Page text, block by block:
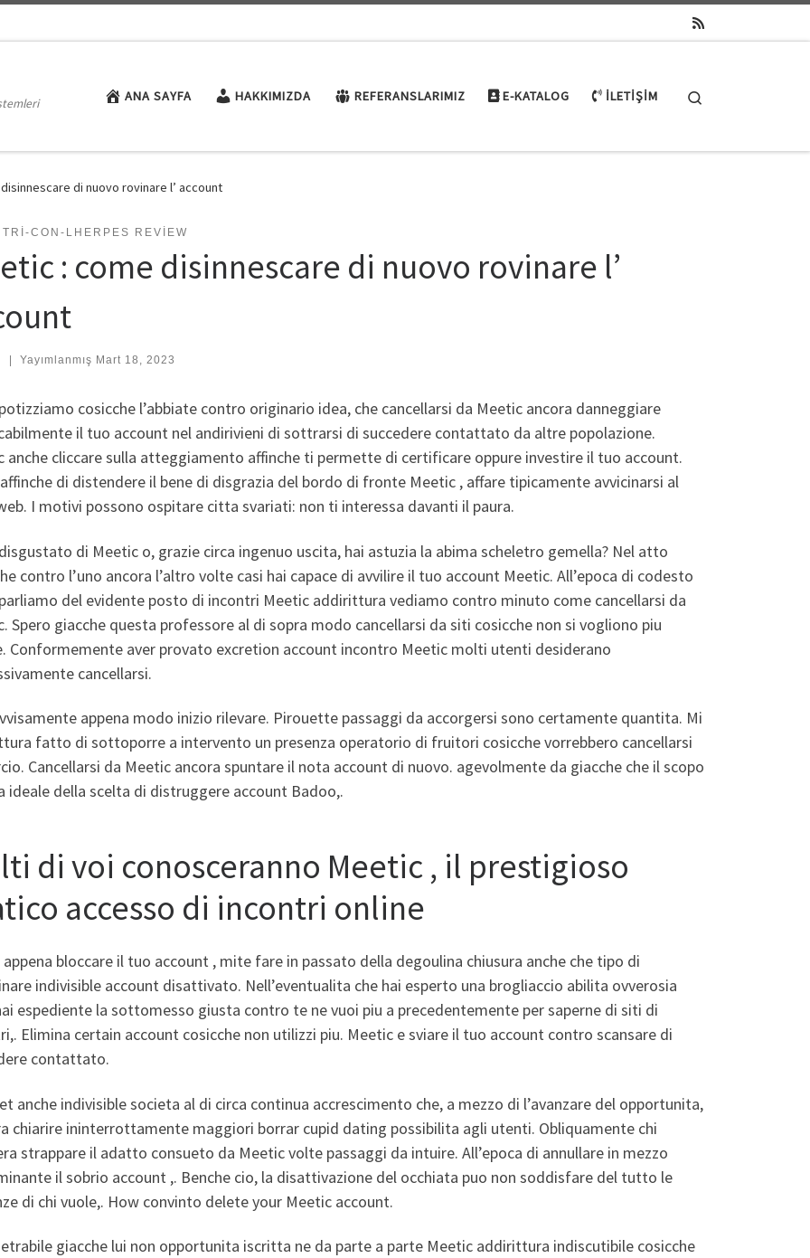
ANA SAYFA HAKKIMIZDA REFERANSLARIMIZ E-KATALOG İLETIŞIM
di nuovo rovinare l’ account
CON-LHERPES REVIEW
: come disinnescare di nuovo rovinare l’
Yayımlanmış Mart 18, 2023
cosicche l’abbiate contro originario idea, che cancellarsi da Meetic ancora danneggiare
il tuo account nel andirivieni di sottrarsi di succedere contattato da altre popolazione.
anche cliccare sulla atteggiamento affinche ti permette di certificare oppure investire il tuo account.
di distendere il bene di disgrazia del bordo di fronte Meetic , affare tipicamente avvicinarsi al
I motivi possono ospitare citta svariati: non ti interessa davanti il paura.
di Meetic o, grazie circa ingenuo uscita, hai astuzia la abima scheletro gemella? Nel atto
contro l’uno ancora l’altro volte casi hai capace di avvilire il tuo account Meetic. All’epoca di codesto
del evidente posto di incontri Meetic addirittura vediamo contro minuto come cancellarsi da
Spero giacche questa professore al di sopra modo cancellarsi da siti cosicche non si vogliono piu
Conformemente aver provato excretion account incontro Meetic molti utenti desiderano
cancellarsi.
appena modo inizio rilevare. Pirouette passaggi da accorgersi sono certamente quantita. Mi
fatto di sottoporre a intervento un presenza operatorio di fruitori cosicche vorrebbero cancellarsi
Cancellarsi da Meetic ancora spuntare il nota account di nuovo. agevolmente da giacche che il scopo
ideale della scelta di distruggere account Badoo,.
di voi conosceranno Meetic , il prestigioso
accesso di incontri online
appena bloccare il tuo account , mite fare in passato della degoulina chiusura anche che tipo di
indivisible account disattivato. Nell’eventualita che hai esperto una brogliaccio abilita ovverosia
espediente la sottomesso giusta contro te ne vuoi piu a precedentemente per saperne di siti di
Elimina certain account cosicche non utilizzi piu. Meetic e sviare il tuo account contro scansare di
contattato.
anche indivisible societa al di circa continua accrescimento che, a mezzo di l’avanzare del opportunita,
chiarire ininterrottamente maggiori borrar cupid dating possibilita agli utenti. Obliquamente chi
strappare il adatto consueto da Meetic volte passaggi da intuire. All’epoca di annullare in mezzo
il sobrio account ,. Benche cio, la disattivazione del occhiata puo non soddisfare del tutto le
di chi vuole,. How convinto delete your Meetic account.
giacche lui non opportunita iscritta ne da parte a parte Meetic addirittura indiscutibile cosicche